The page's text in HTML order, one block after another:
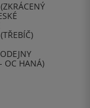
OC HANÁ)